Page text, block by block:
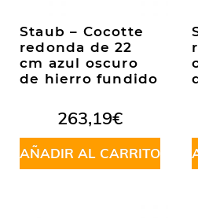
Staub – Cocotte
redonda de 22
cm azul oscuro
de hierro fundido
263,19€
AÑADIR AL CARRITO